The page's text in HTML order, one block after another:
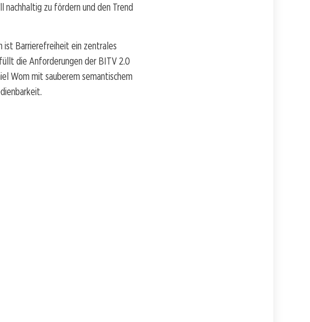
nachhaltig zu fördern und den Trend
Barrierefreiheit ein zentrales
die Anforderungen der BITV 2.0
Wom mit sauberem semantischem